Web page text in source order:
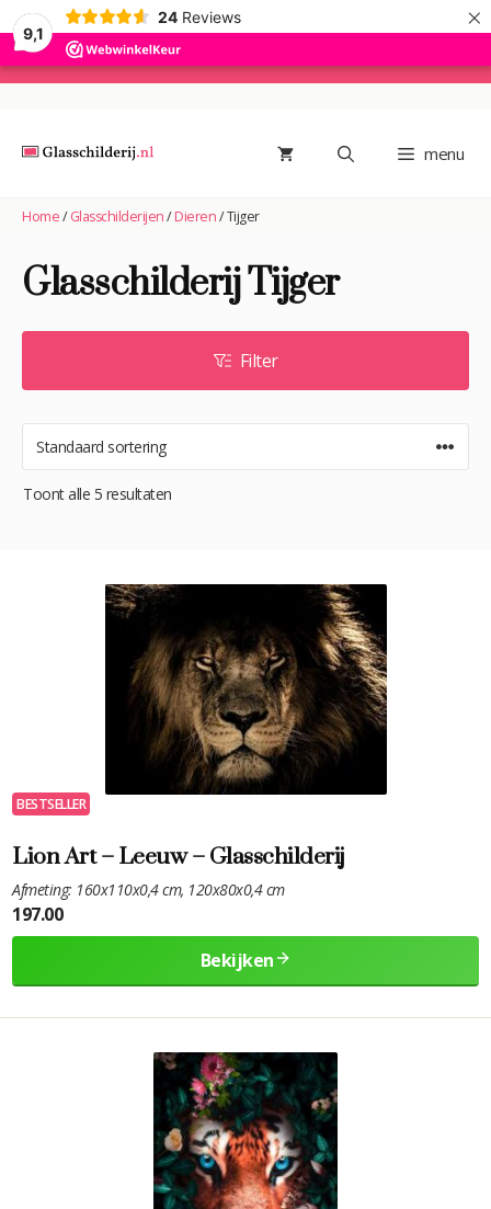
9,1
24 Reviews ×
Ga
inhoud
menu
Home/Glasschilderijen/Dieren/Tijger
Glasschilderij Tijger
Filter
Toont alle 5 resultaten
BESTSELLER
Lion Art – Leeuw – Glasschilderij
Afmeting: 160x110x0,4 cm, 120x80x0,4 cm
197.00
Bekijken